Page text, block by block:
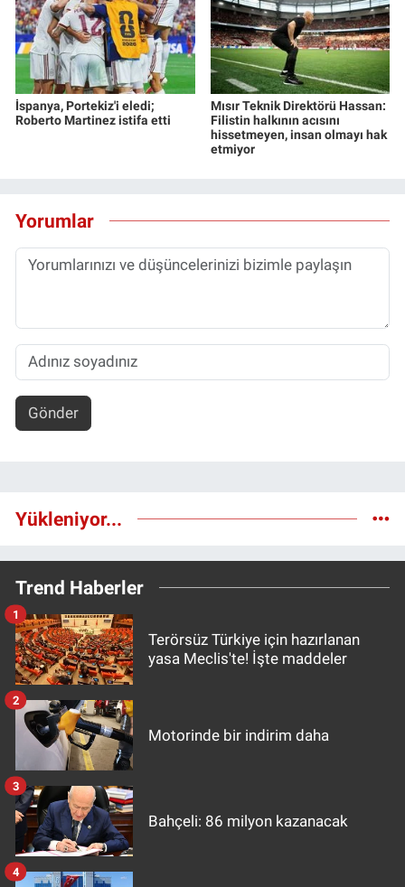
İspanya, Portekiz'i eledi;
Roberto Martinez istifa etti
Mısır Teknik Direktörü Hassan:
Filistin halkının acısını
hissetmeyen, insan olmayı hak
etmiyor
Yorumlar
Gönder
Yükleniyor...
Trend Haberler
Terörsüz Türkiye için hazırlanan
yasa Meclis'te! İşte maddeler
1
Motorinde bir indirim daha
2
Bahçeli: 86 milyon kazanacak
3
4